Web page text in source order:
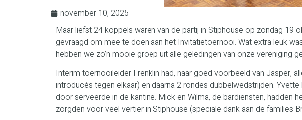
november 10, 2025
Maar liefst 24 koppels waren van de partij in Stiphouse op zondag 19
gevraagd om mee te doen aan het Invitatietoernooi. Wat extra leuk
hebben we zo’n mooie groep uit alle geledingen van onze vereniging
Interim toernooileider Frenklin had, naar goed voorbeeld van Jasper,
introducés tegen elkaar) en daarna 2 rondes dubbelwedstrijden.
door serveerde in de kantine. Mick en Wilma, de bardiensten,
zorgden voor veel vertier in Stiphouse (speciale dank aan de families